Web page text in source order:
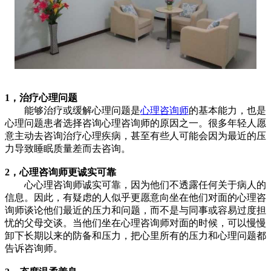
1，治疗心理问题
能够治疗或缓解心理问题是心理咨询师的基本能力，也是
心理问题患者选择咨询心理咨询师的原因之一。很多年轻人愿
意主动去咨询治疗心理疾病，甚至有些人可能会因为最近的压
力导致睡眠质量差而去咨询。
2，心理咨询师更诚实可靠
心心理咨询师诚实可靠，因为他们不透露任何关于病人的
信息。因此，有疑虑的人似乎更愿意向坐在他们对面的心理咨
询师谈论他们最近的压力和问题，而不是与同事或容易过度担
忧的父母交谈。当他们坐在心理咨询师对面的时候，可以慢慢
卸下长期以来的防备和压力，把心里所有的压力和心理问题都
告诉咨询师。